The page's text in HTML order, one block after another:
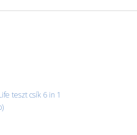
teszt csík 6 in 1